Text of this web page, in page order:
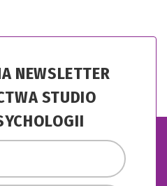
NEWSLETTER
STUDIO